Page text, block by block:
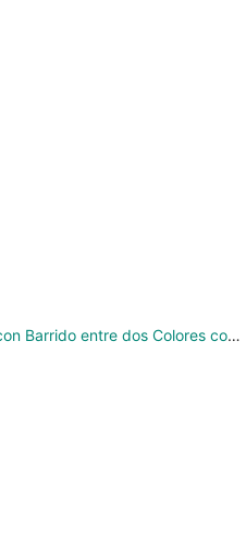
Contracción de un Cuadrado con Barrido entre dos Colores con Colores RGBO Decimales